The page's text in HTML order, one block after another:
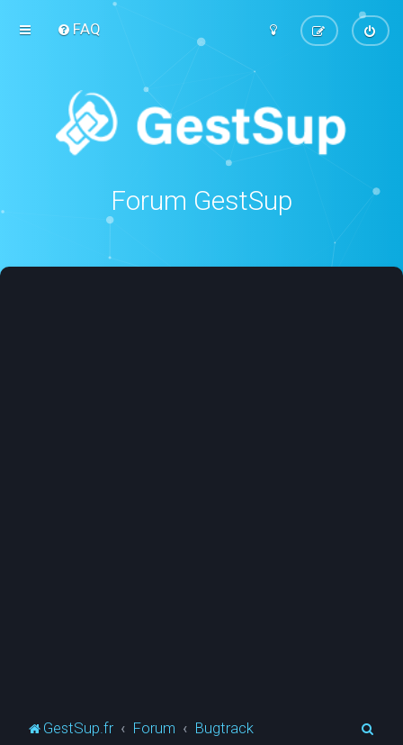
FAQ
Forum GestSup
GestSup.fr Forum Bugtrack